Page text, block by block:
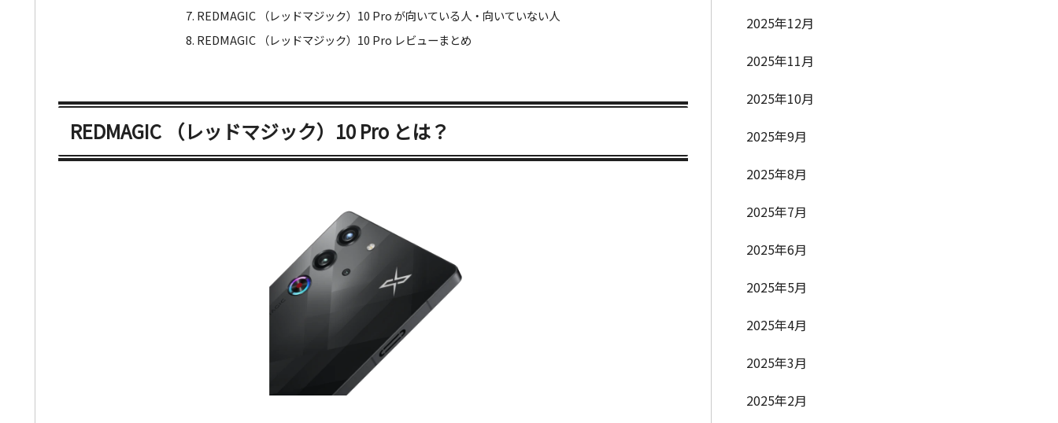
REDMAGIC （レッドマジック）10 Pro が向いている人・向いていない人
REDMAGIC （レッドマジック）10 Pro レビューまとめ
REDMAGIC （レッドマジック）10 Pro とは？
2025年12月
2025年11月
2025年10月
2025年9月
2025年8月
2025年7月
2025年6月
2025年5月
2025年4月
2025年3月
2025年2月